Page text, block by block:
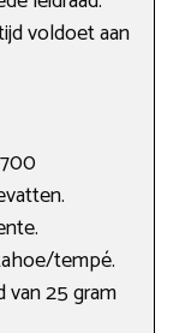
voldoet aan
tempé.
van 25 gram